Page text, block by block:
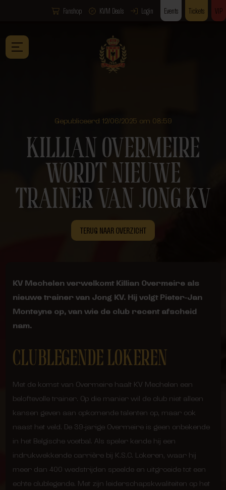
Fanshop KVM Deals Login Events Tickets VIP
Gepubliceerd 12/06/2025 om 08:59
KILLIAN OVERMEIRE
WORDT NIEUWE
TRAINER VAN JONG KV
TERUG NAAR OVERZICHT
KV Mechelen verwelkomt Killian Overmeire als
nieuwe trainer van Jong KV. Hij volgt Pieter-Jan
Monteyne op, van wie de club recent afscheid
nam.
CLUBLEGENDE LOKEREN
Met de komst van Overmeire haalt KV Mechelen een
beloftevolle trainer. Op die manier wil de club niet alleen
kansen geven aan opkomende talenten op, maar ook
naast het veld. De 39-jarige Overmeire is geen onbekende
in het Belgische voetbal. Als speler kende hij een
indrukwekkende carrière bij K.S.C. Lokeren, waar hij
meer dan 400 wedstrijden speelde en uitgroeide tot een
echte clublegende. Met zijn leiderschapskwaliteiten op het